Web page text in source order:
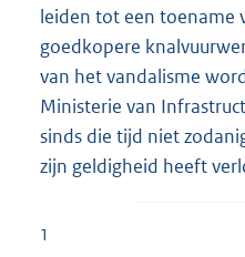
leiden tot een toename
goedkopere
van het vandalisme
Ministerie van
sinds die tijd niet
zijn geldigheid heeft
1